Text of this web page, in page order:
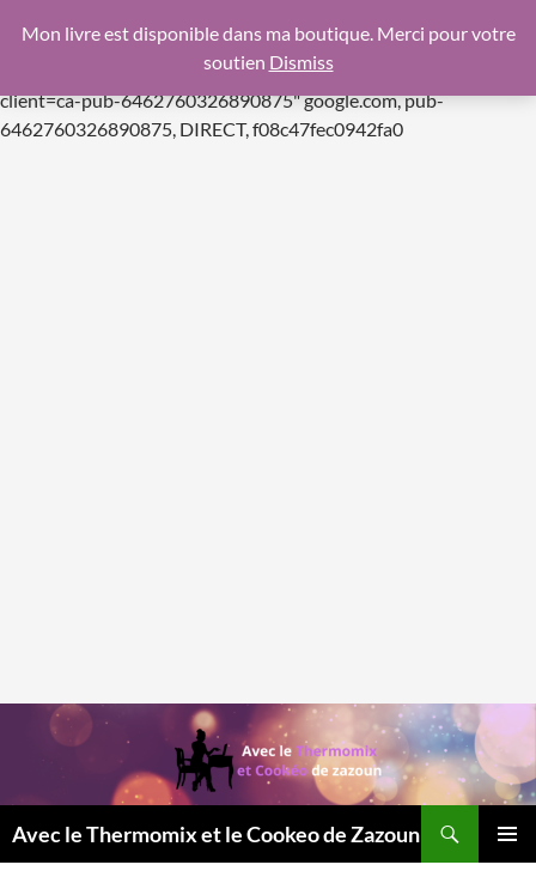
f08c47fec0942fa0
https://pagead2.googlesyndication.com/pagead/js/
client=ca-pub-6462760326890875"google.com, pub-
6462760326890875, DIRECT, f08c47fec0942fa0Aller
Avec le Thermomix et le Cookeo de Zazoun
Mon livre est disponible dans ma boutique. Merci pour votre
soutien Dismiss